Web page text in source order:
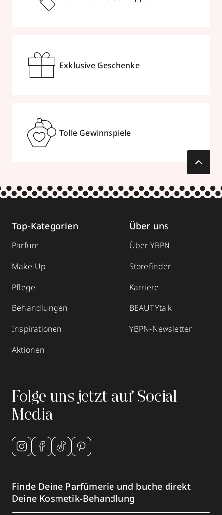
Exklusive Geschenke
Tolle Gewinnspiele
Top-Kategorien
Parfum
Make-Up
Pflege
Behandlungen
Inspirationen
Aktionen
Über uns
Über YBPN
Storefinder
Karriere
BEAUTYtalk
YBPN-Newsletter
Folge uns jetzt auf Social
Media
Finde Deine Parfümerie und buche direkt
Deine Kosmetik-Behandlung